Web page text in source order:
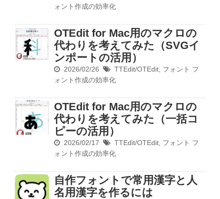
ォント作成の効率化
OTEdit for Mac用のマクロの
代わりを考えてみた（SVGイ
ンポートの活用）
2026/02/26 TTEdit/OTEdit フォント フ
ォント作成の効率化
OTEdit for Mac用のマクロの
代わりを考えてみた（一括コ
ピーの活用）
2026/02/17 TTEdit/OTEdit フォント フ
ォント作成の効率化
自作フォントで常用漢字と人
名用漢字を作るには